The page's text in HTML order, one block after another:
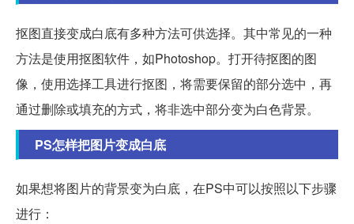
抠图直接变成白底有多种方法可供选择。其中常见的一种
方法是使用抠图软件，如Photoshop。打开待抠图的图
像，使用选择工具进行抠图，将需要保留的部分选中，再
通过删除或填充的方式，将非选中部分变为白色背景。
PS怎样把图片变成白底
如果想将图片的背景变为白底，在PS中可以按照以下步骤
进行：